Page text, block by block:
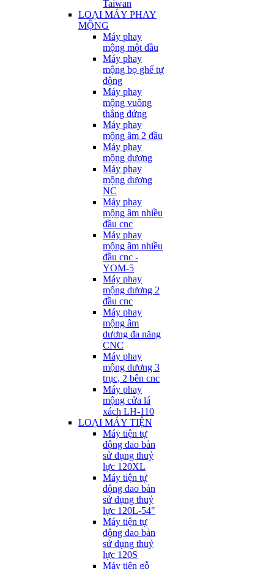
Taiwan
LOẠI MÁY PHAY
MỘNG
Máy phay
mộng một đầu
Máy phay
mộng bọ ghế tự
động
Máy phay
mộng vuông
thẳng đứng
Máy phay
mộng âm 2 đầu
Máy phay
mộng dương
Máy phay
mộng dương
NC
Máy phay
mộng âm nhiều
đầu cnc
Máy phay
mộng âm nhiều
đầu cnc -
YOM-5
Máy phay
mộng dương 2
đầu cnc
Máy phay
mộng âm
dương đa năng
CNC
Máy phay
mộng dương 3
trục, 2 bên cnc
Máy phay
mộng cửa lá
xách LH-110
LOẠI MÁY TIỆN
Máy tiện tự
động dao bản
sử dụng thuỷ
lực 120XL
Máy tiện tự
động dao bản
sử dụng thuỷ
lực 120L-54"
Máy tiện tự
động dao bản
sử dụng thuỷ
lực 120S
Máy tiện gỗ